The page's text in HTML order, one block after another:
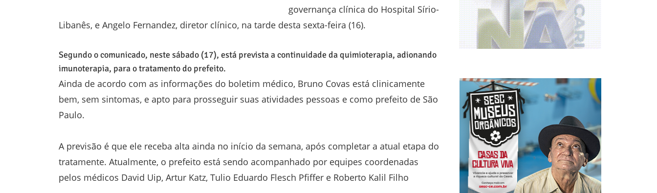
governança clínica do Hospital Sírio-
Libanês, e Angelo Fernandez, diretor clínico, na tarde desta sexta-feira (16).
Segundo o comunicado, neste sábado (17), está prevista a continuidade da quimioterapia, adionando
imunoterapia, para o tratamento do prefeito.
Ainda de acordo com as informações do boletim médico, Bruno Covas está clinicamente
bem, sem sintomas, e apto para prosseguir suas atividades pessoas e como prefeito de São
Paulo.
A previsão é que ele receba alta ainda no início da semana, após completar a atual etapa do
tratamente. Atualmente, o prefeito está sendo acompanhado por equipes coordenadas
pelos médicos David Uip, Artur Katz, Tulio Eduardo Flesch Pfiffer e Roberto Kalil Filho